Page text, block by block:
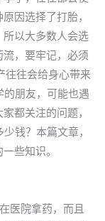
因选择了打胎，
所以大多数人会选
，要牢记，必须
往往会给身心带来
的朋友，可能也遇
都关注的问题，
钱？本篇文章，
些知识。
医院拿药，而且